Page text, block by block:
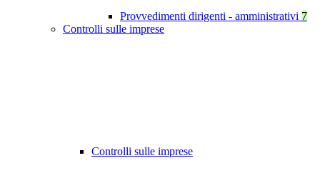
Provvedimenti dirigenti - amministrativi 7
Controlli sulle imprese
Controlli sulle imprese